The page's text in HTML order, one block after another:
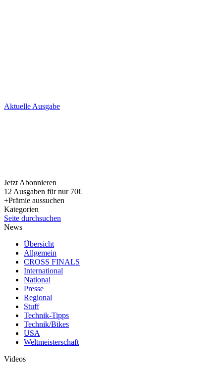
Skip
Aktuelle Ausgabe
Jetzt Abonnieren
12 Ausgaben für nur 70€
+Prämie aussuchen
Kategorien
Seite durchsuchen
News
Übersicht
Allgemein
CROSS FINALS
International
National
Presse
Regional
Stuff
Technik-Tipps
Technik/Bikes
USA
Weltmeisterschaft
Videos